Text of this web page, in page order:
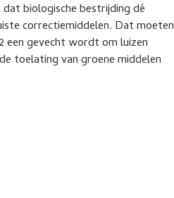
biologische bestrijding dé
correctiemiddelen. Dat moeten
een gevecht wordt om luizen
toelating van groene middelen